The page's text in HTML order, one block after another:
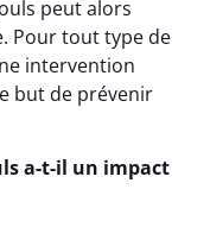
peut alors
Pour tout type de
intervention
but de prévenir
a-t-il un impact